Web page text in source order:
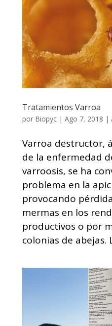
Tratamientos Varroa
por Biopyc| Ago 7, 2018 |
Varroa destructor,
de la enfermedad
varroosis, se ha
problema en la
provocando
mermas en los
productivos o por
colonias de abejas.